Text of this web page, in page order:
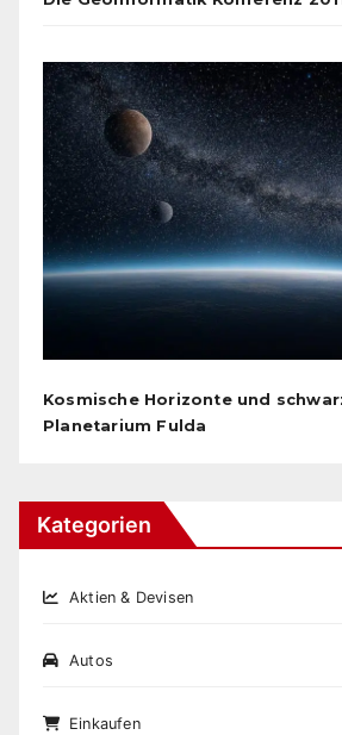
Kosmische Horizonte und
Planetarium Fulda
Kategorien
Aktien & Devisen
Autos
Einkaufen